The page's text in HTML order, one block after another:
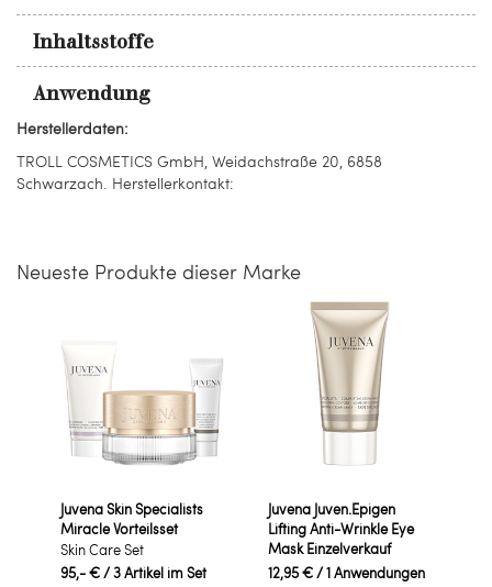
Inhaltsstoffe
Anwendung
Herstellerdaten:
TROLL COSMETICS GmbH, Weidachstraße 20, 6858
Schwarzach. Herstellerkontakt:
Neueste Produkte dieser Marke
Juvena Skin Specialists
Miracle Vorteilsset
Skin Care Set
95,- €/ 3 Artikel im Set
Juvena Juven.Epigen
Lifting Anti-Wrinkle Eye
Mask Einzelverkauf
12,95 €/ 1 Anwendungen